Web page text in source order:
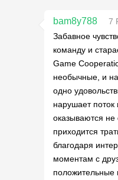
bam8y788
7
Забавное
команду и
Game
необычные, и
одно
нарушает поток
оказываются
приходится
благодаря
моментам с
положительные